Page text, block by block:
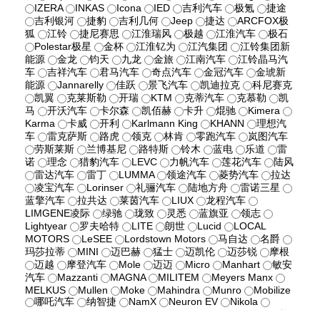
IZERA
INKAS Icona IED 吉利汽车 极氪
捷途
吉利银河
捷豹 吉利几何 Jeep 捷达
ARCFOX极
狐
江铃 捷尼赛思 江淮瑞风 极越 江淮汽车
极石
Polestar极星
金杯 江淮钇为 江汽集团
江铃集团新
能源
金龙 钧天 九龙 金旅 江南汽车
江铃晶马汽
车
吉祥汽车 君马汽车 奇点汽车 金冠汽车
金琥新
能源
Jannarelly 佳跃 景飞汽车 凯迪拉克
科尼赛克
凯翼
克莱斯勒 开瑞 KTM 克蒂汽车 克慕勒
凯
马
开沃汽车 卡尔森 凯佰赫 卡升 焜驰
Kimera
Karma
卡威 开利 Karlmann King KHANN
理想汽
车
雷克萨斯 路虎 领克 林肯 零跑汽车
岚图汽车
劳斯莱斯
兰博基尼 路特斯 铃木 蓝电 乐道
雷
诺
理念 猎豹汽车 LEVC 力帆汽车 莲花汽车
陆风
雷达汽车
雷丁 LUMMA 领途汽车 菱势汽车
拉达
凌宝汽车
Lorinser 礼骊汽车 陆地方舟
雷诺三星
蓝擎汽车
拉共达 莱茵汽车 LIUX
龙程汽车
LIMGENE凌际
绿驰 珑致 灵悉 蓝旗亚
领志
Lightyear
罗夫哈特 LITE 朗世 Lucid
LOCAL
MOTORS
LeSEE Lordstown Motors 马自达
名爵
玛莎拉蒂
MINI 迈巴赫 猛士 迈凯伦 迈莎锐
摩根
迈越
摩登汽车 Mole 迈迈 Micro Manhart
敏安
汽车
Mazzanti MAGNA MILITEM
Meyers Manx
MELKUS
Mullen Moke Mahindra Munro
Mobilize
哪吒汽车
纳智捷 NamX Neuron EV
Nikola